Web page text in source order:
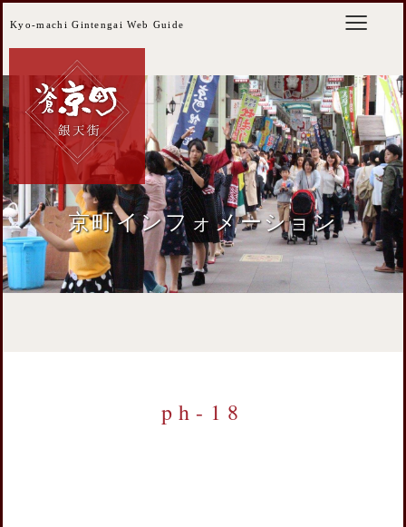
Kyo-machi Gintengai Web Guide
京町インフォメーション
ph-18